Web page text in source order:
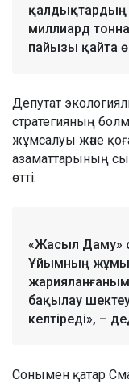
қалдықтардың
миллиард
пайызы қайта
Депутат
стратегияның
жұмсалуы және
азаматтарының
өтті.
«Жасыл Даму»
Ұйымның
бақылау
келтіреді», –
Сонымен қатар